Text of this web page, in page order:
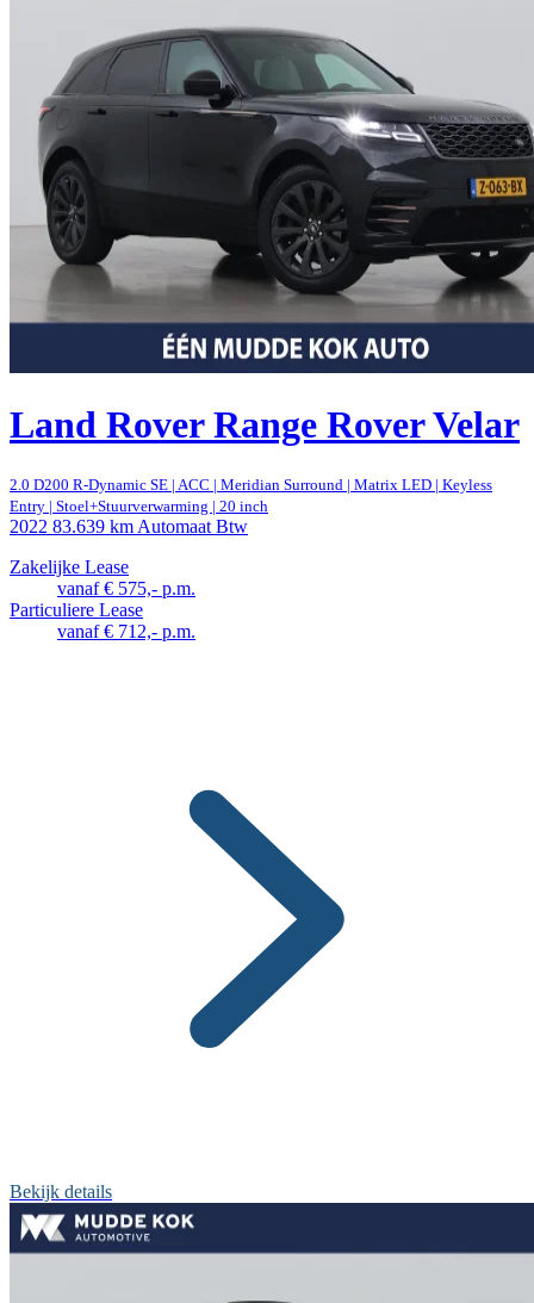
Land Rover Range Rover Velar
2.0 D200 R-Dynamic SE | ACC | Meridian Surround | Matrix LED | Keyless
Entry | Stoel+Stuurverwarming | 20 inch
2022 83.639 km Automaat Btw
Zakelijke Lease
vanaf € 575,- p.m.
Particuliere Lease
vanaf € 712,- p.m.
Bekijk details